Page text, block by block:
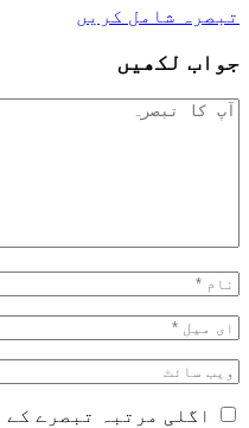
تبصرہ شامل کریں
جواب لکھیں
اگلی مرتبہ تبصرے